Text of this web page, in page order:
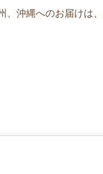
、沖縄へのお届けは